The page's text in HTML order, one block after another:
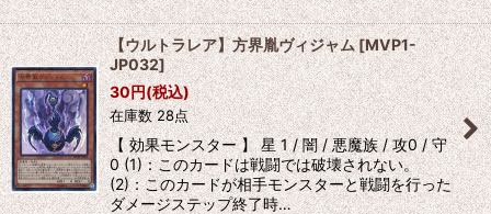
【ウルトラレア】方界胤ヴィジャム[MVP1-
JP032]
30円(税込)
在庫数 28点
【 効果モンスター 】 星 1 / 闇 / 悪魔族 / 攻0 / 守
0 (1)：このカードは戦闘では破壊されない。
(2)：このカードが相手モンスターと戦闘を行った
ダメージステップ終了時…